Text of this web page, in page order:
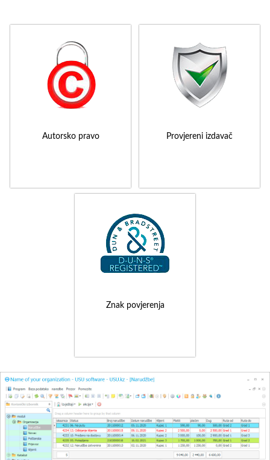
Autorsko pravo Provjereni izdavač
Znak povjerenja